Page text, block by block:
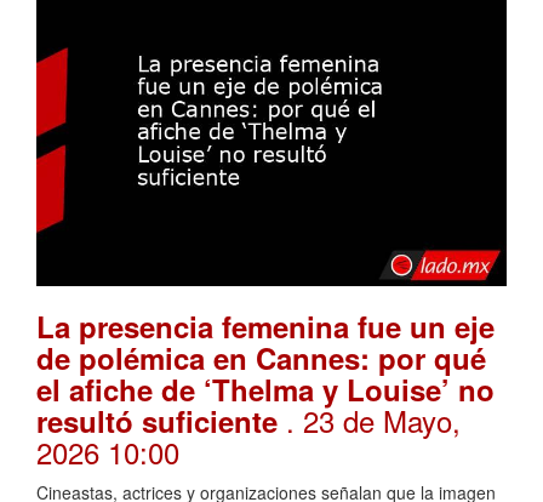
La presencia femenina fue un eje
de polémica en Cannes: por qué
el afiche de ‘Thelma y Louise’ no
resultó suficiente . 23 de Mayo,
2026 10:00
Cineastas, actrices y organizaciones señalan que la imagen